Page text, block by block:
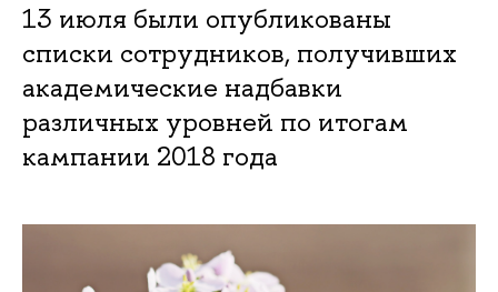
13 июля были опубликованы
списки сотрудников, получивших
академические надбавки
различных уровней по итогам
кампании 2018 года